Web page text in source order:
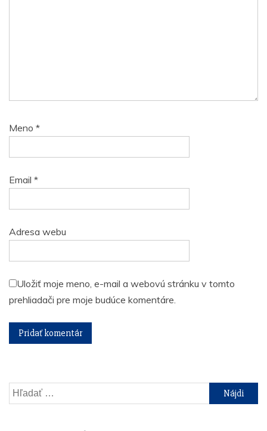
Meno *
Email *
Adresa webu
Uložiť moje meno, e-mail a webovú stránku v tomto
prehliadači pre moje budúce komentáre.
Hľadať: